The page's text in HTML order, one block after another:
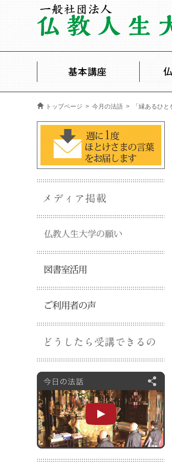
トップページ > 今月の法語 > 「縁あるひと